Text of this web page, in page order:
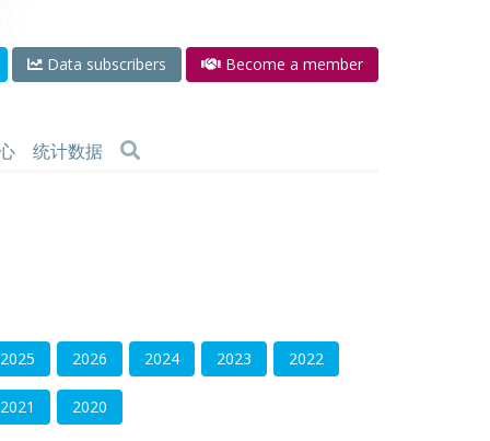
Data subscribers Become a member
统计数据
2025 2026 2024 2023 2022
2021 2020